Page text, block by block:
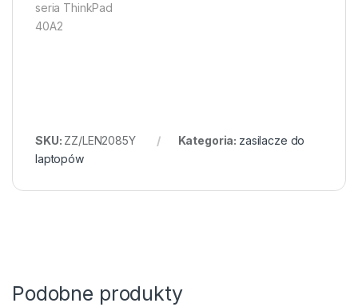
seria ThinkPad
40A2
SKU: ZZ/LEN2085Y Kategoria: zasilacze do
laptopów
Podobne produkty